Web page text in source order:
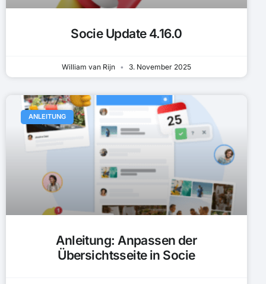
Socie Update 4.16.0
William van Rijn 3. November 2025
ANLEITUNG
Anleitung: Anpassen der
Übersichtsseite in Socie